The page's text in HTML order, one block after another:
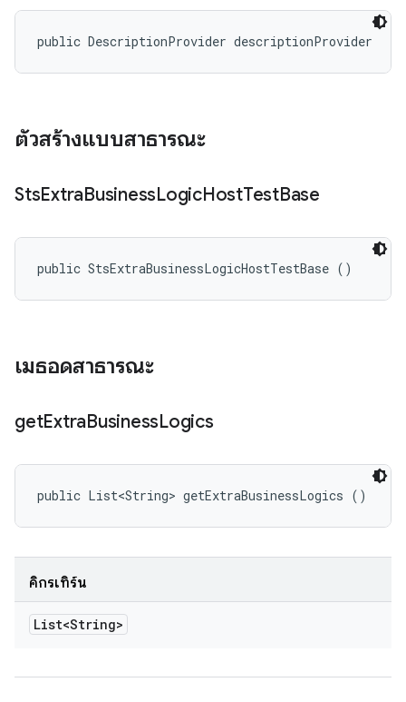
public DescriptionProvider descriptionProvider
ตัวสร้างแบบสาธารณะ
StsExtraBusinessLogicHostTestBase
public StsExtraBusinessLogicHostTestBase ()
เมธอดสาธารณะ
getExtraBusinessLogics
public List<String> getExtraBusinessLogics ()
คิกรีเทิร์น
List<String>